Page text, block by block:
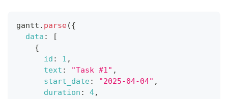
gantt . parse({
data :
[
{
id : 1 ,
text : "Task #1" ,
start_date: "2025-04-04" ,
duration : 4,